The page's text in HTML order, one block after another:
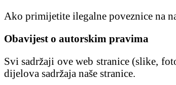
Ako primijetite ilegalne poveznice na
Obavijest o autorskim pravima
Svi sadržaji ove web stranice (slike,
dijelova sadržaja naše stranice.